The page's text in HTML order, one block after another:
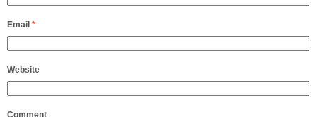
Email *
Website
Comment